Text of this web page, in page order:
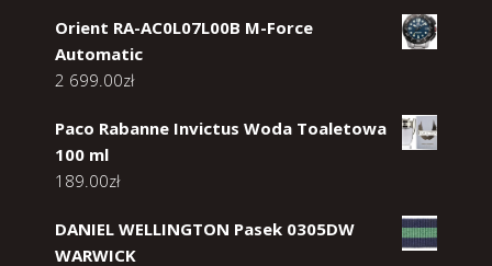
Orient RA-AC0L07L00B M-Force
Automatic
2 699.00zł
Paco Rabanne Invictus Woda Toaletowa
100 ml
189.00zł
DANIEL WELLINGTON Pasek 0305DW
WARWICK